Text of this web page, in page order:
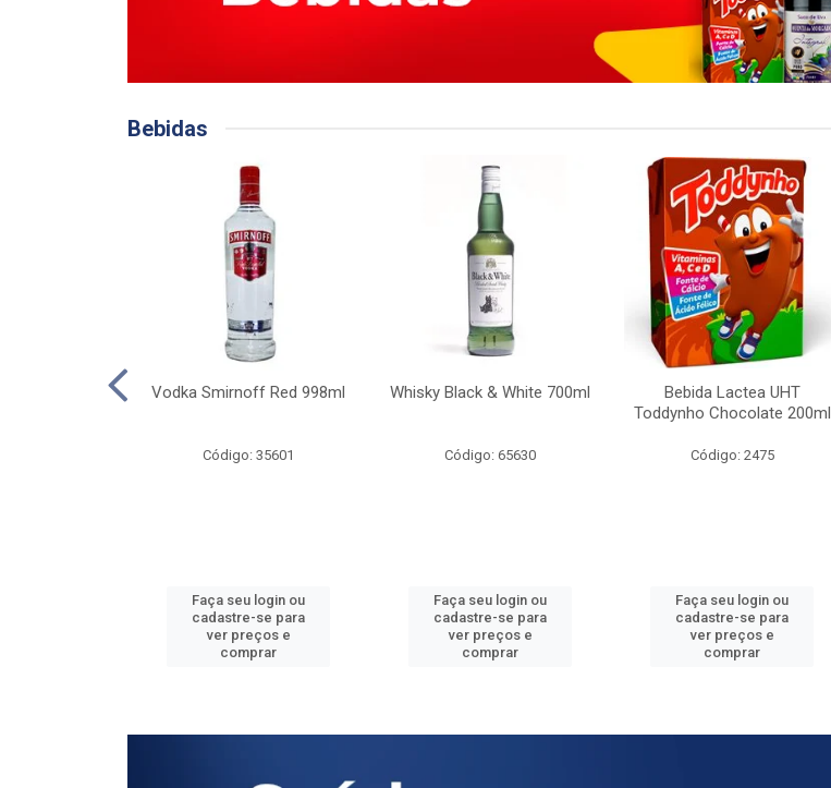
Bebidas
Vodka Smirnoff Red 998ml
Código: 35601
Faça seu login ou
cadastre-se para
ver preços e
comprar
Whisky Black & White 700ml
Código: 65630
Faça seu login ou
cadastre-se para
ver preços e
comprar
Bebida Lactea UHT
Toddynho Chocolate 200ml
Código: 2475
Faça seu login ou
cadastre-se para
ver preços e
comprar